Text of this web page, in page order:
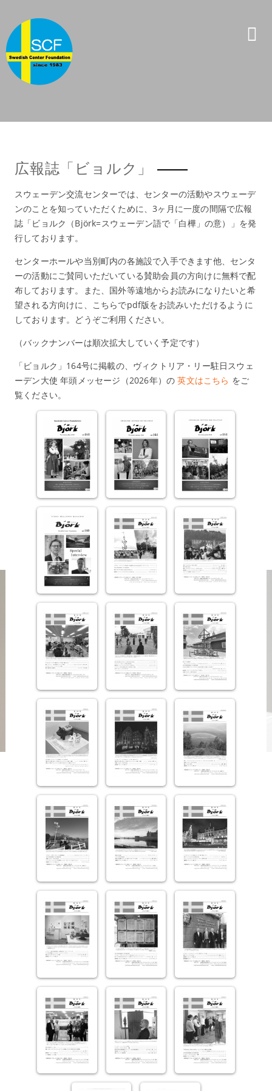
ン
ツ
へ
広報誌「ビョルク」
スウェーデン交流センターでは、センターの活動やスウェーデ
ンのことを知っていただくために、3ヶ月に一度の間隔で広報
誌「ビョルク（Björk=スウェーデン語で「白樺」の意）」を発
行しております。
センターホールや当別町内の各施設で入手できます他、センタ
ーの活動にご賛同いただいている賛助会員の方向けに無料で配
布しております。また、国外等遠地からお読みになりたいと希
望される方向けに、こちらでpdf版をお読みいただけるように
しております。どうぞご利用ください。
（バックナンバーは順次拡大していく予定です）
「ビョルク」164号に掲載の、ヴィクトリア・リー駐日スウェ
ーデン大使 年頭メッセージ（2026年）の英文はこちら をご
覧ください。